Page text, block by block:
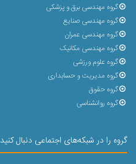
گروه مهندسی برق و پزشکی
گروه مهندسی صنایع
گروه مهندسی عمران
گروه مهندسی مکانیک
گروه علوم ورزشی
گروه مدیریت و حسابداری
گروه حقوق
گروه روانشناسی
گروه را در شبکه‌های اجتماعی دنبال کنید